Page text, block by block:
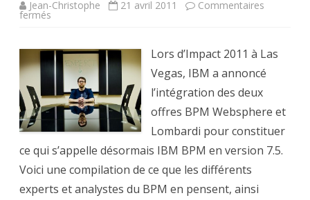
Jean-Christophe 21 avril 2011 Commentaires
fermés
Impact
2011,
l’avis
des
experts
Lors d’Impact 2011 à Las
Vegas, IBM a annoncé
l’intégration des deux
offres BPM Websphere et
Lombardi pour constituer
ce qui s’appelle désormais IBM BPM en version 7.5.
Voici une compilation de ce que les différents
experts et analystes du BPM en pensent, ainsi